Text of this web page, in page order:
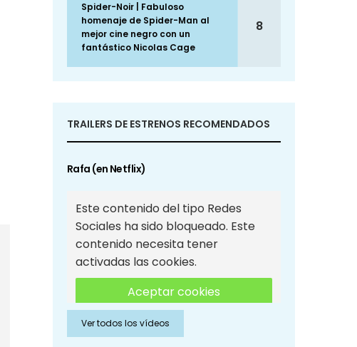
Spider-Noir | Fabuloso
homenaje de Spider-Man al
mejor cine negro con un
fantástico Nicolas Cage
8
TRAILERS DE ESTRENOS RECOMENDADOS
Rafa (en Netflix)
Este contenido del tipo Redes
Sociales ha sido bloqueado. Este
contenido necesita tener
activadas las cookies.
Aceptar cookies
Aceptar cookies de Redes
Sociales
Ver todos los vídeos